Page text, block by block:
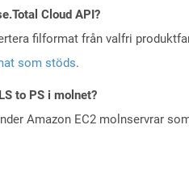
Cloud API?
filformat från valfri
som stöds.
to PS i molnet?
Amazon EC2 molnservrar